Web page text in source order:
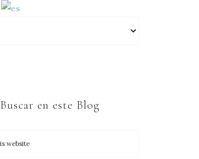
Buscar en este Blog